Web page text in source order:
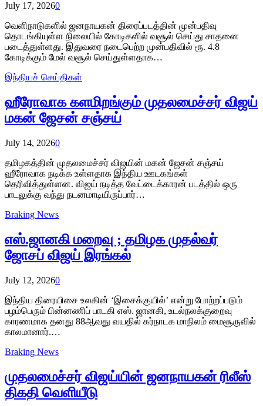
July 17, 20260
வெளிநாடுகளில் ஜனநாயகன் திரைப்படத்தின் முன்பதிவு
தொடங்கியுள்ள நிலையில் கோடிகளில் வசூல் செய்து சாதனை
படைத்துள்ளது. இதுவரை நடைபெற்ற முன்பதிவில் ரூ. 4.8
கோடிக்கும் மேல் வசூல் செய்துள்ளதாக…
இந்தியச் செய்திகள்
ஹீரோவாக களமிறங்கும் முதலமைச்சர் விஜய்
மகன் ஜேசன் சஞ்சய்
July 14, 20260
தமிழகத்தின் முதலமைச்சர் விஜயின் மகன் ஜேசன் சஞ்சய்
ஹீரோவாக நடிக்க உள்ளதாக இந்திய ஊடகங்கள்
தெரிவித்துள்ளன. விஜய் நடித்த வேட்டைக்காரன் படத்தில் ஒரு
பாடலுக்கு வந்து நடனமாடியிருப்பார்…
Braking News
எஸ்.ஜானகி மறைவு ; தமிழக முதல்வர்
ஜோசப் விஜய் இரங்கல்
July 12, 20260
இந்திய திரையிசை உலகின் ‘இசைக்குயில்’ என்று போற்றப்படும்
பழம்பெரும் பின்னணிப் பாடகி எஸ். ஜானகி, உடல்நலக்குறைவு
காரணமாக தனது 88ஆவது வயதில் கர்நாடக மாநிலம் மைசூருவில்
காலமானார்.…
Braking News
முதலமைச்சர் விஜய்யின் ஜனநாயகன் ரிலீஸ்
திகதி வெளியீடு